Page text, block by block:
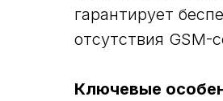
гарантирует
отсутствия GSM-
Ключевые